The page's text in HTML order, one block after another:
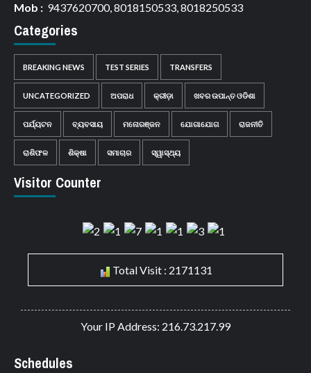
Mob : 9437620700, 8018150533, 8018250533
Categories
BREAKING NEWS TEST SERIES TRANSFERS
UNCATEGORIZED ଅପରାଧ କ୍ରୀଡ଼ା ଖବର ଉପାନ୍ତ ଓଡିଶା
ପର୍ଯ୍ୟଟନ ବ୍ୟବସାୟ ମନୋରଞ୍ଜନ ଯୋଗାଯୋଗ ରାଜନୀତି
ରାଶିଫଳ ଶିକ୍ଷା ସମାଚାର ସ୍ୱାସ୍ଥ୍ୟ
Visitor Counter
Total Visit : 2171131
Your IP Address: 216.73.217.99
Schedules